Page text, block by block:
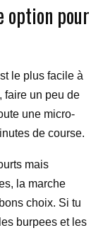
option pour
le plus facile à
faire un peu de
une micro-
de course.
mais
la marche
choix. Si tu
burpees et les